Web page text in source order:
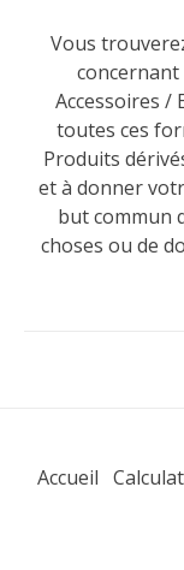
Vous
concernant
Accessoires /
toutes ces
Produits
et à donner
but commun
choses ou de
Accueil